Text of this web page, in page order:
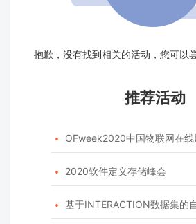
抱歉，没有找到相关的活动，您可以
推荐活动
 OFweek2020中国物联网在线
 2020软件定义存储峰会
 基于INTERACTION数据集的自动驾